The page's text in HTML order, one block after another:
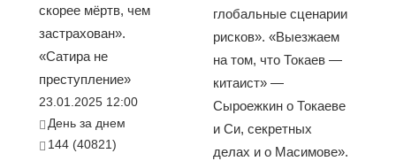
скорее мёртв, чем
застрахован».
«Сатира не
преступление»
23.01.2025 12:00
День за днем
144 (40821)
глобальные сценарии
рисков». «Выезжаем
на том, что Токаев —
китаист» —
Сыроежкин о Токаеве
и Си, секретных
делах и о Масимове».